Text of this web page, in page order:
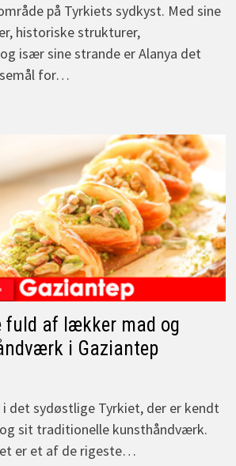
på Tyrkiets sydkyst. Med sine
historiske strukturer,
især sine strande er Alanya det
for…
fuld af lækker mad og
i Gaziantep
i det sydøstlige Tyrkiet, der er kendt
sit traditionelle kunsthåndværk.
er et af de rigeste…